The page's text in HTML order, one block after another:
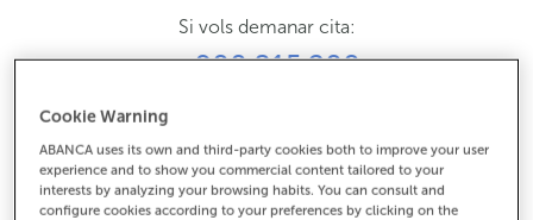
Si vols demanar cita:
900 815 200
988201096
Cookie Warning
ABANCA uses its own and third-party cookies both to improve your user
experience and to show you commercial content tailored to your
interests by analyzing your browsing habits. You can consult and
configure cookies according to your preferences by clicking on the